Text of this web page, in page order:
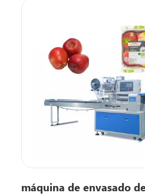
máquina de envasado